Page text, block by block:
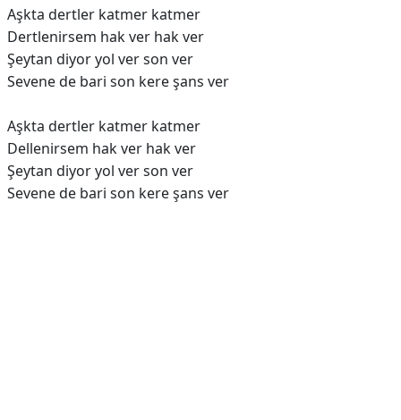
Aşkta dertler katmer katmer
Dertlenirsem hak ver hak ver
Şeytan diyor yol ver son ver
Sevene de bari son kere şans ver
Aşkta dertler katmer katmer
Dellenirsem hak ver hak ver
Şeytan diyor yol ver son ver
Sevene de bari son kere şans ver